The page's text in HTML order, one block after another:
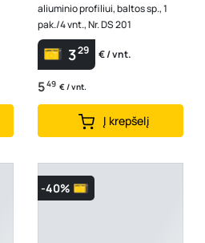
aliuminio profiliui, baltos sp., 1
pak./4 vnt., Nr. DS 201
329 € / vnt.
549 € / vnt.
Į krepšelį
-40%